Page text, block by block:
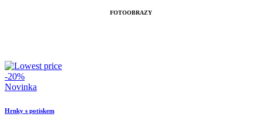
FOTOOBRAZY
-20%
Novinka
Hrnky s potiskem